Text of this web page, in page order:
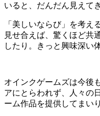
いると、だんだん見えて
「美しいならび」を考え
見せ合えば、驚くほど共
したり。きっと興味深い
オインクゲームズは今後
アにとらわれず、人々の
ーム作品を提供してまい